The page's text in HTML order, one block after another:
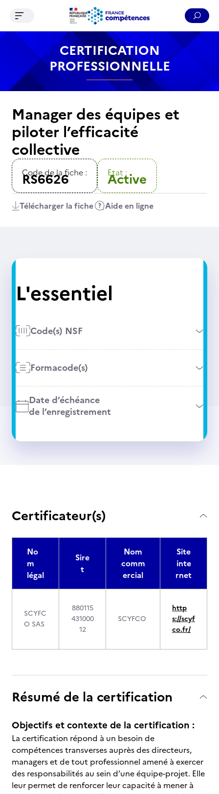
Contenu Recherche Menu Pied de page
Ouvrir le menu de navigation
CERTIFICATION
PROFESSIONNELLE
Manager des équipes et
piloter l’efficacité
collective
Code de la fiche :
RS6626 Etat :
Active
Télécharger la fiche Aide en ligne
L'essentiel
Code(s) NSF
Formacode(s)
Date d’échéance
de l’enregistrement
Certificateur(s)
No
m
légal
Sire
t
Nom
comm
ercial
Site
inte
rnet
SCYFC
O SAS
880115
431000
12
SCYFCO
http
s://scyf
co.fr/
Résumé de la certification
Objectifs et contexte de la certification :
La certification répond à un besoin de
compétences transverses auprès des directeurs,
managers et de tout professionnel amené à exercer
des responsabilités au sein d’une équipe-projet. Elle
leur permet de renforcer leur capacité à mener à